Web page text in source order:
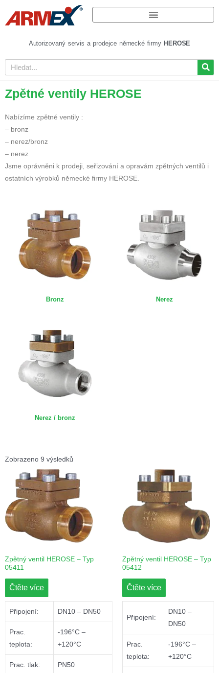
Autorizovaný servis a prodejce německé firmy HEROSE
Zpětné ventily HEROSE
Nabízíme zpětné ventily :
– bronz
– nerez/bronz
– nerez
Jsme oprávněni k prodeji, seřizování a opravám zpětných ventilů i
ostatních výrobků německé firmy HEROSE.
Bronz Nerez
Nerez / bronz
Zobrazeno 9 výsledků
Zpětný ventil HEROSE – Typ
05411
Čtěte více
Připojení: DN10 – DN50
Prac.
teplota:
-196°C –
+120°C
Prac. tlak: PN50
Zpětný ventil HEROSE – Typ
05412
Čtěte více
Připojení:
DN10 –
DN50
Prac.
teplota:
-196°C –
+120°C